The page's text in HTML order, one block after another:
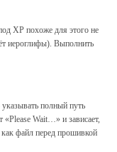
XP похоже для этого не
иероглифы). Выполнить
полный путь
Wait…» и зависает,
файл перед прошивкой